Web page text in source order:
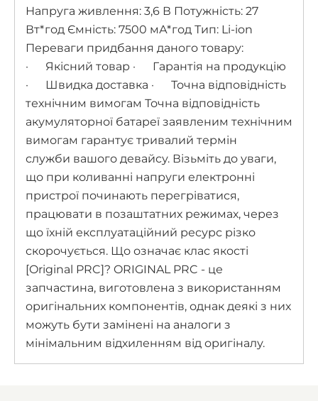
Напруга живлення: 3,6 В Потужність: 27
Вт*год Ємність: 7500 мА*год Тип: Li-ion
Переваги придбання даного товару:
· Якісний товар · Гарантія на продукцію
· Швидка доставка · Точна відповідність
технічним вимогам Точна відповідність
акумуляторної батареї заявленим технічним
вимогам гарантує тривалий термін
служби вашого девайсу. Візьміть до уваги,
що при коливанні напруги електронні
пристрої починають перегріватися,
працювати в позаштатних режимах, через
що їхній експлуатаційний ресурс різко
скорочується. Що означає клас якості
[Original PRC]? ORIGINAL PRC - це
запчастина, виготовлена з використанням
оригінальних компонентів, однак деякі з них
можуть бути замінені на аналоги з
мінімальним відхиленням від оригіналу.